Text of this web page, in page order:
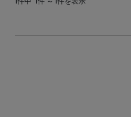
1件中 1件 ～ 1件を表示